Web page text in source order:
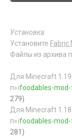
Установка:
Установите Fabric
Файлы из архива
Для Minecraft
п»їfoodables-
279)
Для Minecraft
п»їfoodables-
281)